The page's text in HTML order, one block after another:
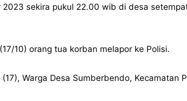
sekira pukul 22.00 wib di desa
10) orang tua korban melapor ke Polisi.
Warga Desa Sumberbendo, Kecamatan